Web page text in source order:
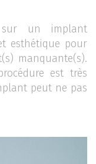
sur un implant
esthétique pour
manquante(s).
est très
peut ne pas